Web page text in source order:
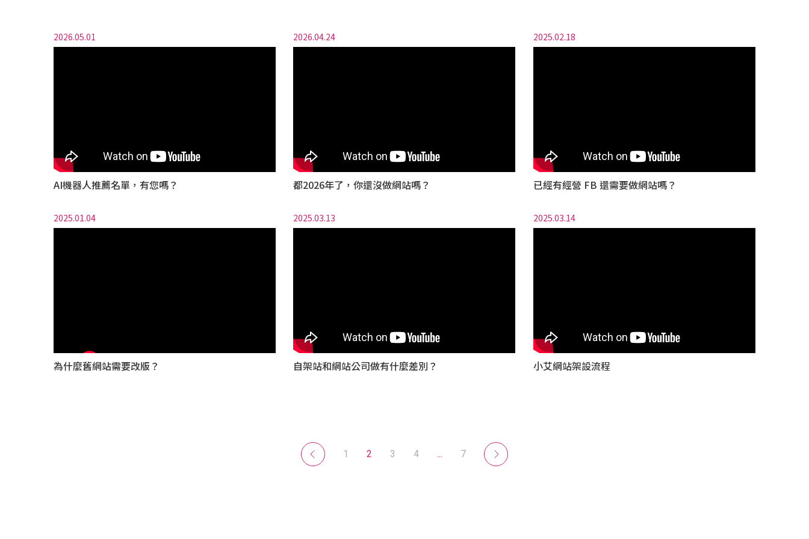
2026.05.01
AI機器人推薦名單，有您嗎？
2026.04.24
都2026年了，你還沒做網站嗎？
2025.02.18
已經有經營 FB 還需要做網站嗎？
2025.01.04
為什麼舊網站需要改版？
2025.03.13
自架站和網站公司做有什麼差別？
2025.03.14
小艾網站架設流程
1 2 3 4 ... 7